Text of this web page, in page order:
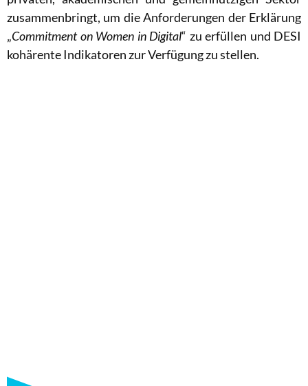
zusammenbringt, um die Anforderungen der Erklärung
„Commitment on Women in Digital“ zu erfüllen und DESI
kohärente Indikatoren zur Verfügung zu stellen.